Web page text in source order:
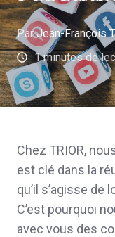
ParJean-François
1 minutes de
Chez TRIOR,
est clé dans la
qu’il s’agisse de
C’est pourquoi
avec vous des